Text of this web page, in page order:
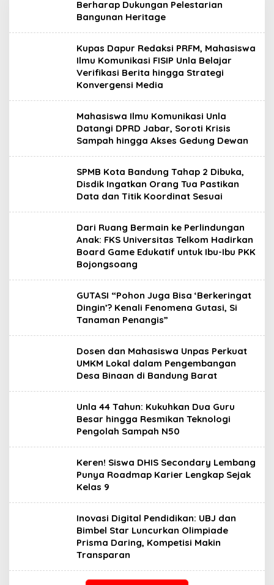
Berharap Dukungan Pelestarian
Bangunan Heritage
Kupas Dapur Redaksi PRFM, Mahasiswa
Ilmu Komunikasi FISIP Unla Belajar
Verifikasi Berita hingga Strategi
Konvergensi Media
Mahasiswa Ilmu Komunikasi Unla
Datangi DPRD Jabar, Soroti Krisis
Sampah hingga Akses Gedung Dewan
SPMB Kota Bandung Tahap 2 Dibuka,
Disdik Ingatkan Orang Tua Pastikan
Data dan Titik Koordinat Sesuai
Dari Ruang Bermain ke Perlindungan
Anak: FKS Universitas Telkom Hadirkan
Board Game Edukatif untuk Ibu-Ibu PKK
Bojongsoang
GUTASI “Pohon Juga Bisa ‘Berkeringat
Dingin’? Kenali Fenomena Gutasi, Si
Tanaman Penangis”
Dosen dan Mahasiswa Unpas Perkuat
UMKM Lokal dalam Pengembangan
Desa Binaan di Bandung Barat
Unla 44 Tahun: Kukuhkan Dua Guru
Besar hingga Resmikan Teknologi
Pengolah Sampah N50
Keren! Siswa DHIS Secondary Lembang
Punya Roadmap Karier Lengkap Sejak
Kelas 9
Inovasi Digital Pendidikan: UBJ dan
Bimbel Star Luncurkan Olimpiade
Prisma Daring, Kompetisi Makin
Transparan